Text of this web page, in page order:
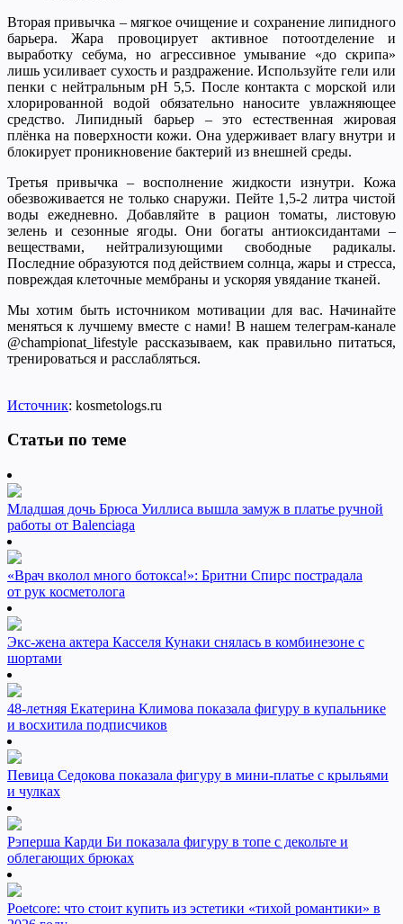
Вторая привычка – мягкое очищение и сохранение липидного
барьера. Жара провоцирует активное потоотделение и
выработку сeбумa, но агрессивное умывание «до скрипа»
лишь усиливает сухость и раздражение. Используйте гели или
пенки с нейтральным pH 5,5. После контакта с морской или
хлорированной водой обязательно наносите увлажняющее
средство. Липидный барьер – это естественная жировая
плёнка на поверхности кожи. Она удерживает влагу внутри и
блокирует проникновение бактерий из внешней среды.
Третья привычка – восполнение жидкости изнутри. Кожа
обезвоживается не только снаружи. Пейте 1,5-2 литра чистой
воды ежедневно. Добавляйте в рацион томаты, листовую
зелень и сезонные ягоды. Они богаты антиоксидантами –
веществами, нейтрализующими свободные радикалы.
Последние образуются под действием солнца, жары и стресса,
повреждая клеточные мембраны и ускоряя увядание тканей.
Мы хотим быть источником мотивации для вас. Начинайте
меняться к лучшему вместе с нами! В нашем телеграм-канале
@championat_lifestyle рассказываем, как правильно питаться,
тренироваться и расслабляться.
Источник: kosmetologs.ru
Статьи по теме
Младшая дочь Брюса Уиллиса вышла замуж в платье ручной
работы от Balenciaga
«Врач вколол много ботокса!»: Бритни Спирс пострадала
от рук косметолога
Экс-жена актера Касселя Кунаки снялась в комбинезоне с
шортами
48-летняя Екатерина Климова показала фигуру в купальнике
и восхитила подписчиков
Певица Седокова показала фигуру в мини-платье с крыльями
и чулках
Рэперша Карди Би показала фигуру в топе с декольте и
облегающих брюках
Poetcore: что стоит купить из эстетики «тихой романтики» в